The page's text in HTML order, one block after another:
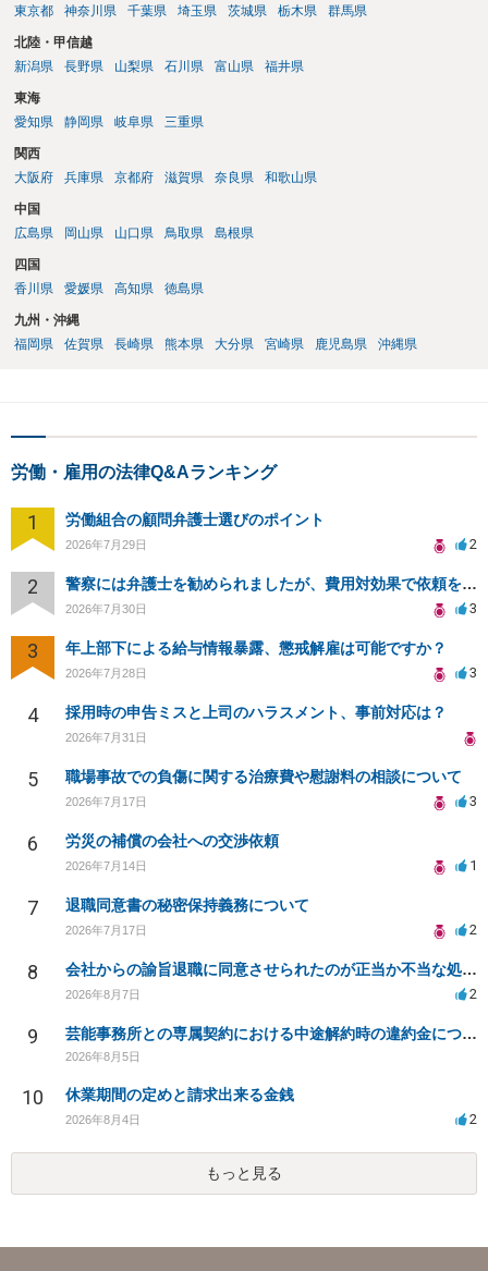
要になると思います（良い会社でしたら、自ら話してくると思います
が・・・）。極めて専門的な話ですので、詳細もしくは対応を最寄り
東京都
神奈川県 千葉県 埼玉県 茨城県 栃木県 群馬県
北陸・甲信越
新潟県
長野県 山梨県 石川県 富山県 福井県
東海
愛知県
静岡県 岐阜県 三重県
関西
大阪府
兵庫県 京都府 滋賀県 奈良県 和歌山県
中国
広島県
岡山県 山口県 鳥取県 島根県
四国
香川県
愛媛県 高知県 徳島県
九州・沖縄
福岡県
佐賀県 長崎県 熊本県 大分県 宮崎県 鹿児島県 沖縄県
労働・雇用の法律Q&Aランキング
1 労働組合の顧問弁護士選びのポイント
2026年7月29日 2
2 警察には弁護士を勧められましたが、費用対効果で依頼をすることを躊躇しています。
2026年7月30日 3
3 年上部下による給与情報暴露、懲戒解雇は可能ですか？
2026年7月28日 3
4 採用時の申告ミスと上司のハラスメント、事前対応は？
2026年7月31日
5 職場事故での負傷に関する治療費や慰謝料の相談について
2026年7月17日 3
6 労災の補償の会社への交渉依頼
2026年7月14日 1
7 退職同意書の秘密保持義務について
2026年7月17日 2
8 会社からの諭旨退職に同意させられたのが正当か不当な処分かどうか教えてほしい
2026年8月7日 2
9 芸能事務所との専属契約における中途解約時の違約金について相談したいです
2026年8月5日
10 休業期間の定めと請求出来る金銭
2026年8月4日 2
もっと見る